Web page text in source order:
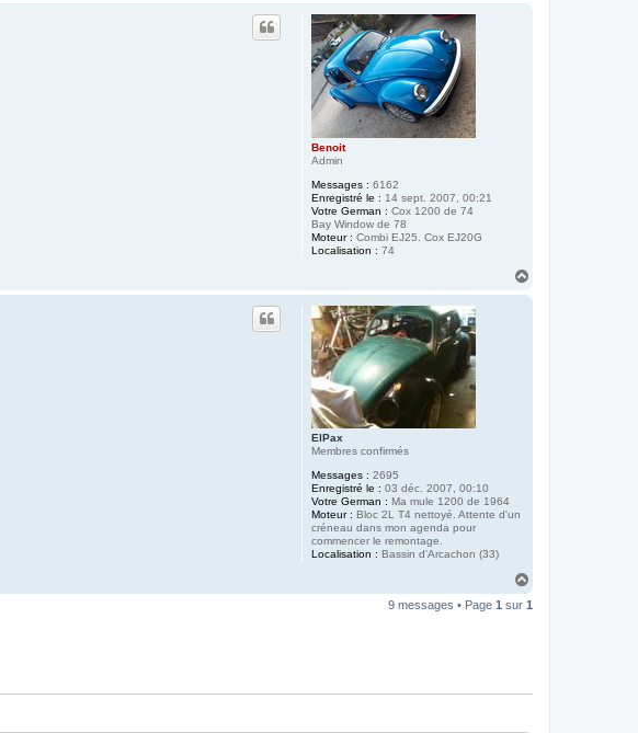
Benoit
Admin
Messages : 6162
Enregistré le : 14 sept. 2007, 00:21
Votre German : Cox 1200 de 74
Bay Window de 78
Moteur : Combi EJ25. Cox EJ20G
Localisation : 74
ElPax
Membres confirmés
Messages : 2695
Enregistré le : 03 déc. 2007, 00:10
Votre German : Ma mule 1200 de 1964
Moteur : Bloc 2L T4 nettoyé. Attente d'un
créneau dans mon agenda pour
commencer le remontage.
Localisation : Bassin d'Arcachon (33)
u
9 messages • Page 1 sur 1